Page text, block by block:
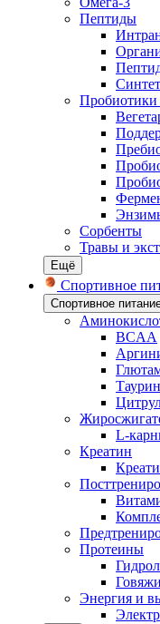
Пептиды
Сорбенты
Травы и
Ещё
Спортивное
Спортивное
BCAA
Таурин
L-
Креатин
Протеины
Энергия и